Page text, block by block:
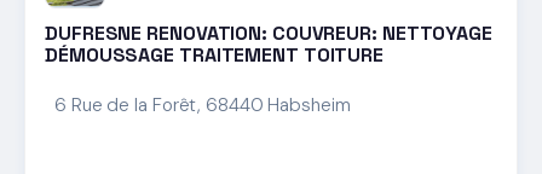
DUFRESNE RENOVATION: COUVREUR: NETTOYAGE
DÉMOUSSAGE TRAITEMENT TOITURE
6 Rue de la Forêt, 68440 Habsheim